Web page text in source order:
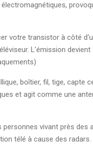
votre transistor à côté
L'émission devient
boîtier, fil, tige, capte
et agit comme une
personnes vivant près des
télé à cause des radars.